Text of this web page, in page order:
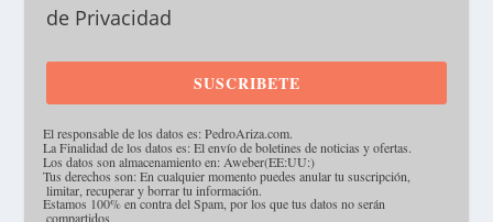
de Privacidad
SUSCRIBETE
El responsable de los datos es: PedroAriza.com.
La Finalidad de los datos es: El envío de boletines de noticias y ofertas.
Los datos son almacenamiento en: Aweber(EE:UU:)
Tus derechos son: En cualquier momento puedes anular tu suscripción,
limitar, recuperar y borrar tu información.
Estamos 100% en contra del Spam, por los que tus datos no serán
compartidos